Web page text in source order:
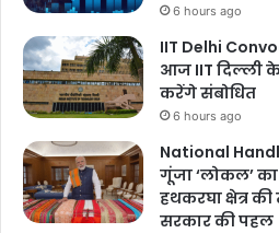
6 hours ago
IIT Delhi
आज IIT दिल्ली के
करेंगे संबोधित
6 hours ago
National
गूंजा ‘लोकल’
हथकरघा क्षेत्र
सरकार की पहल